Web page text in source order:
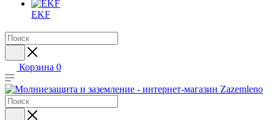
EKF
Корзина 0